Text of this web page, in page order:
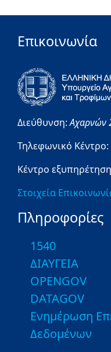
Επικοινωνία
Διεύθυνση:Αχαρνών
Τηλεφωνικό Κέντρο:
Κέντρο
Στοιχεία
Πληροφορίες
1540
ΔΙΑΥΓΕΙΑ
OPENGOV
DATAGOV
Ενημέρωση
Δεδομένων